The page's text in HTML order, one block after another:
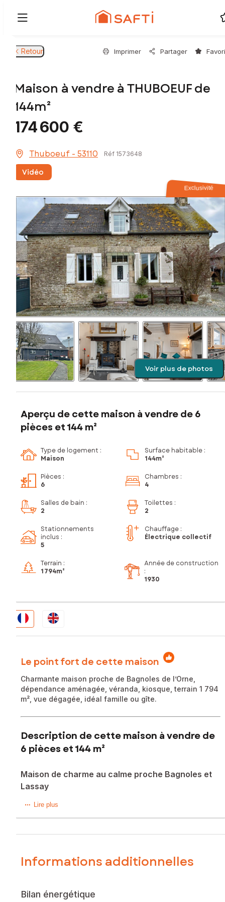
Retour Imprimer Partager
Maison à vendre à THUBOEUF de
144m²
174 600 €
Thuboeuf - 53110 Réf 1573648
Vidéo
Exclusivité
Voir plus de photos
Aperçu de cette maison à vendre de 6
pièces et 144 m²
Type de logement :
Maison
Surface habitable :
144m²
Pièces :
6
Chambres :
4
Salles de bain :
2
Toilettes :
2
Stationnements
inclus :
5
Chauffage :
Électrique collectif
Terrain :
1 794m²
Année de construction
:
1930
Le point fort de cette maison
Charmante maison proche de Bagnoles de l’Orne,
dépendance aménagée, véranda, kiosque, terrain 1 794
m², vue dégagée, idéal famille ou gîte.
Description de cette maison à vendre de
6 pièces et 144 m²
Maison de charme au calme proche Bagnoles et
Lassay
Située dans un hameau paisible de Lassay-les-Châteaux, à
authenticité et confort moderne dans un environnement
Offrant 144 m² habitables sur un terrain de 1 794 m², la
deux cuisines modernes, de salles de bains récentes, ainsi
Lire plus
Informations additionnelles
Bilan énergétique